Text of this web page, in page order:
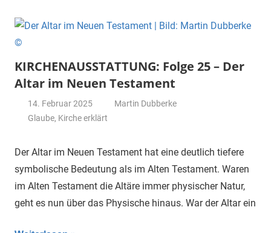
KIRCHENAUSSTATTUNG: Folge 25 – Der
Altar im Neuen Testament
14. Februar 2025
Martin Dubberke
Glaube, Kirche erklärt
Der Altar im Neuen Testament hat eine deutlich tiefere
symbolische Bedeutung als im Alten Testament. Waren
im Alten Testament die Altäre immer physischer Natur,
geht es nun über das Physische hinaus. War der Altar ein